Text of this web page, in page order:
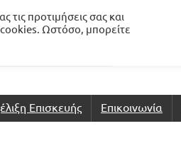
Επισκευής Επικοινωνία
προτιμήσεις σας και
Ωστόσο, μπορείτε